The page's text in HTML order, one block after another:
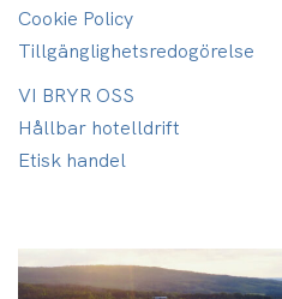
Cookie Policy
Tillgänglighets­redogörelse
VI BRYR OSS
Hållbar hotelldrift
Etisk handel